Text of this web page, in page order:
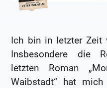
Ich bin in letzter Zeit
Insbesondere die
letzten Roman
Waibstadt“ hat